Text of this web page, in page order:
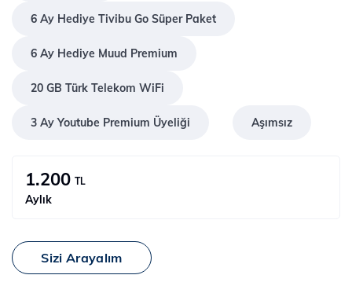
6 Ay Hediye Tivibu Go Süper Paket
6 Ay Hediye Muud Premium
20 GB Türk Telekom WiFi
3 Ay Youtube Premium Üyeliği Aşımsız
1.200 TL
Aylık
Sizi Arayalım